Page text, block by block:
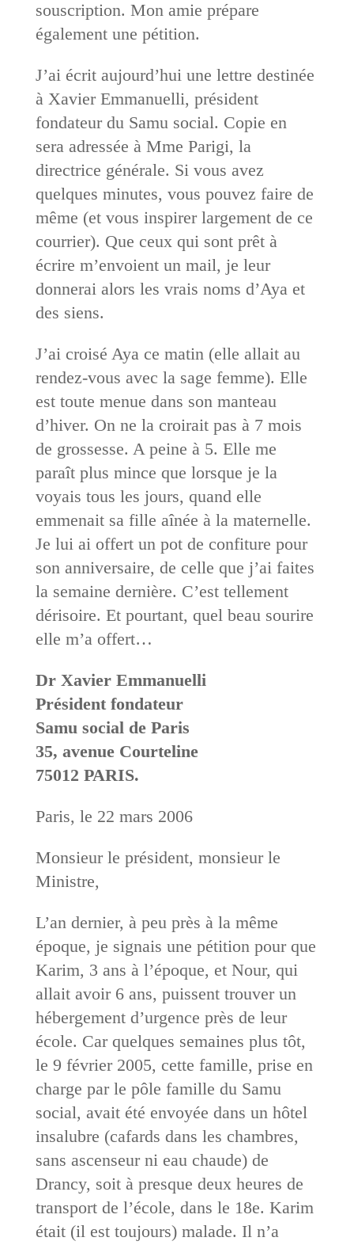
souscription. Mon amie prépare
également une pétition.
J’ai écrit aujourd’hui une lettre destinée
à Xavier Emmanuelli, président
fondateur du Samu social. Copie en
sera adressée à Mme Parigi, la
directrice générale. Si vous avez
quelques minutes, vous pouvez faire de
même (et vous inspirer largement de ce
courrier). Que ceux qui sont prêt à
écrire m’envoient un mail, je leur
donnerai alors les vrais noms d’Aya et
des siens.
J’ai croisé Aya ce matin (elle allait au
rendez-vous avec la sage femme). Elle
est toute menue dans son manteau
d’hiver. On ne la croirait pas à 7 mois
de grossesse. A peine à 5. Elle me
paraît plus mince que lorsque je la
voyais tous les jours, quand elle
emmenait sa fille aînée à la maternelle.
Je lui ai offert un pot de confiture pour
son anniversaire, de celle que j’ai faites
la semaine dernière. C’est tellement
dérisoire. Et pourtant, quel beau sourire
elle m’a offert…
Dr Xavier Emmanuelli
Président fondateur
Samu social de Paris
35, avenue Courteline
75012 PARIS.
Paris, le 22 mars 2006
Monsieur le président, monsieur le
Ministre,
L’an dernier, à peu près à la même
époque, je signais une pétition pour que
Karim, 3 ans à l’époque, et Nour, qui
allait avoir 6 ans, puissent trouver un
hébergement d’urgence près de leur
école. Car quelques semaines plus tôt,
le 9 février 2005, cette famille, prise en
charge par le pôle famille du Samu
social, avait été envoyée dans un hôtel
insalubre (cafards dans les chambres,
sans ascenseur ni eau chaude) de
Drancy, soit à presque deux heures de
transport de l’école, dans le 18e. Karim
était (il est toujours) malade. Il n’a